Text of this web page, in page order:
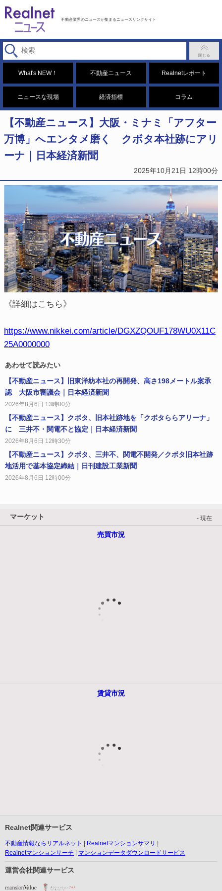
不動産業界のニュースが集まるニュースリンクサイト
What's NEW！ 不動産ニュース Realnetレポート
ニュースな現場 経済指標 コラム
【不動産ニュース】大阪・ミナミ「アフター
万博」へエンタメ磨く クボタ本社跡にアリ
ーナ｜日本経済新聞
2025年10月21日 12時00分
《詳細はこちら》
https://www.nikkei.com/article/DGXZQOUF178WU0X11C
25A0000000
あわせて読みたい
【不動産ニュース】旧東洋紡本社の再開発、高さ198メートル案承
認 大阪市審議会｜日本経済新聞
2026年8月6日 13時00分
【不動産ニュース】クボタ、旧本社跡地を「クボタららアリーナ」
に 三井不・関電不と協定｜日本経済新聞
2026年8月6日 12時30分
【不動産ニュース】クボタ、三井不、関電不開発／クボタ旧本社跡
地活用で基本協定締結｜日刊建設工業新聞
2026年8月6日 12時00分
マーケット - 現在
売買市況
賃貸市況
Realnet関連サービス
不動産情報ならリアルネット
Realnetマンションサマリ
Realnetマンションサーチ
マンションデータダウンロードサービス
運営会社関連サービス